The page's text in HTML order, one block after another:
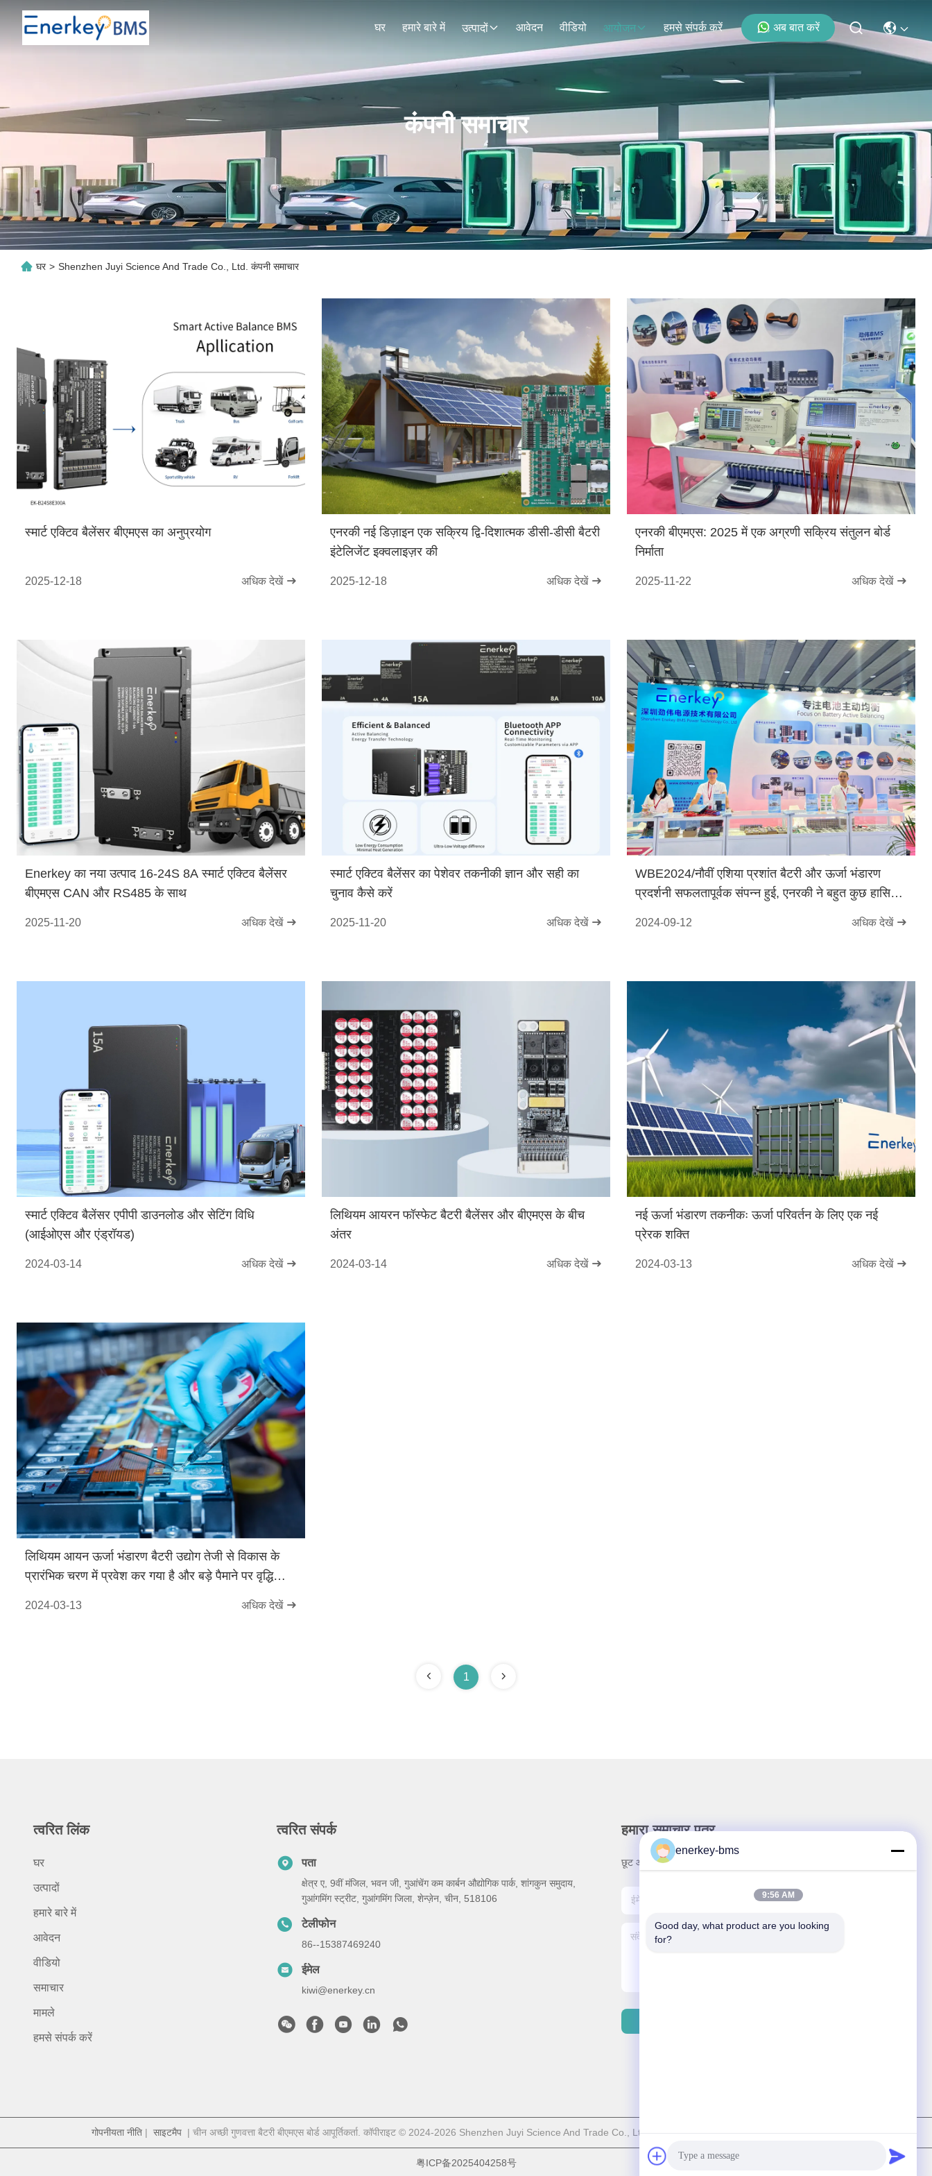
घर हमारे बारे में उत्पादों आवेदन वीडियो आयोजन हमसे संपर्क करें अब बात करें
कंपनी समाचार
घर > Shenzhen Juyi Science And Trade Co., Ltd. कंपनी समाचार
स्मार्ट एक्टिव बैलेंसर बीएमएस का अनुप्रयोग
2025-12-18 अधिक देखें
एनरकी नई डिज़ाइन एक सक्रिय द्वि-दिशात्मक डीसी-डीसी बैटरी
इंटेलिजेंट इक्वलाइज़र की
2025-12-18 अधिक देखें
एनरकी बीएमएस: 2025 में एक अग्रणी सक्रिय संतुलन बोर्ड
निर्माता
2025-11-22 अधिक देखें
Enerkey का नया उत्पाद 16-24S 8A स्मार्ट एक्टिव बैलेंसर
बीएमएस CAN और RS485 के साथ
2025-11-20 अधिक देखें
स्मार्ट एक्टिव बैलेंसर का पेशेवर तकनीकी ज्ञान और सही का
चुनाव कैसे करें
2025-11-20 अधिक देखें
WBE2024/नौवीं एशिया प्रशांत बैटरी और ऊर्जा भंडारण
प्रदर्शनी सफलतापूर्वक संपन्न हुई, एनरकी ने बहुत कुछ हासिल
2024-09-12 अधिक देखें
स्मार्ट एक्टिव बैलेंसर एपीपी डाउनलोड और सेटिंग विधि
(आईओएस और एंड्रॉयड)
2024-03-14 अधिक देखें
लिथियम आयरन फॉस्फेट बैटरी बैलेंसर और बीएमएस के बीच
अंतर
2024-03-14 अधिक देखें
नई ऊर्जा भंडारण तकनीकः ऊर्जा परिवर्तन के लिए एक नई
प्रेरक शक्ति
2024-03-13 अधिक देखें
लिथियम आयन ऊर्जा भंडारण बैटरी उद्योग तेजी से विकास के
प्रारंभिक चरण में प्रवेश कर गया है और बड़े पैमाने पर वृद्धि
2024-03-13 अधिक देखें
1
त्वरित लिंक
घर
उत्पादों
हमारे बारे में
आवेदन
वीडियो
समाचार
मामले
हमसे संपर्क करें
त्वरित संपर्क
पता
क्षेत्र ए, 9वीं मंजिल, भवन जी, गुआंचेंग कम कार्बन औद्योगिक पार्क, शांगकुन समुदाय,
गुआंगमिंग स्ट्रीट, गुआंगमिंग जिला, शेन्ज़ेन, चीन, 518106
टेलीफोन
86--15387469240
ईमेल
kiwi@enerkey.cn
हमारा समाचार पत्र
छूट और अधिक के लिए हमारे न्यूज़लेटर की सदस्यता लें।
गोपनीयता नीति | साइटमैप | चीन अच्छी गुणवत्ता बैटरी बीएमएस बोर्ड आपूर्तिकर्ता. कॉपीराइट © 2024-2026 Shenzhen Juyi Science And Trade Co., Ltd. सभी अधिकार सुरक्षित हैं।
粤ICP备2025404258号
enerkey-bms
9:56 AM
Good day, what product are you looking
for?